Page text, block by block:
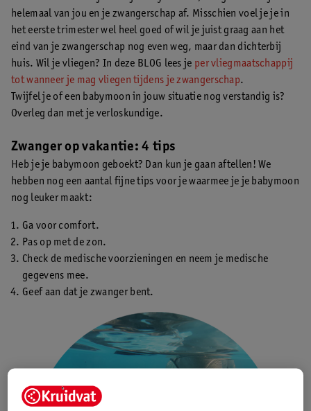
helemaal van jou en je zwangerschap af. Misschien voel je je in
het eerste trimester wel heel goed of wil je juist graag aan het
eind van je zwangerschap nog even weg, maar dan dichterbij
huis. Wil je vliegen? In deze BLOG lees je per vliegmaatschappij
tot wanneer je mag vliegen tijdens je zwangerschap.
Twijfel je of een babymoon in jouw situatie nog verstandig is?
Overleg dan met je verloskundige.
Zwanger op vakantie: 4 tips
Heb je je babymoon geboekt? Dan kun je gaan aftellen! We
hebben nog een aantal fijne tips voor je waarmee je je babymoon
nog leuker maakt:
Ga voor comfort.
Pas op met de zon.
Check de medische voorzieningen en neem je medische
gegevens mee.
Geef aan dat je zwanger bent.